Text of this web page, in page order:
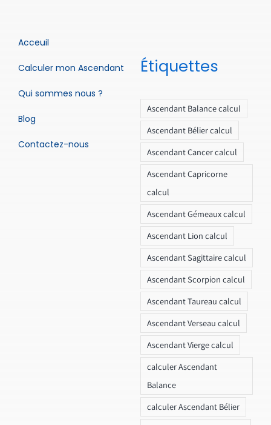
Acceuil
Calculer mon Ascendant
Qui sommes nous ?
Blog
Contactez-nous
Étiquettes
Ascendant Balance calcul
Ascendant Bélier calcul
Ascendant Cancer calcul
Ascendant Capricorne
calcul
Ascendant Gémeaux calcul
Ascendant Lion calcul
Ascendant Sagittaire calcul
Ascendant Scorpion calcul
Ascendant Taureau calcul
Ascendant Verseau calcul
Ascendant Vierge calcul
calculer Ascendant
Balance
calculer Ascendant Bélier